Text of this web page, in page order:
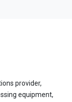
provider,
equipment,